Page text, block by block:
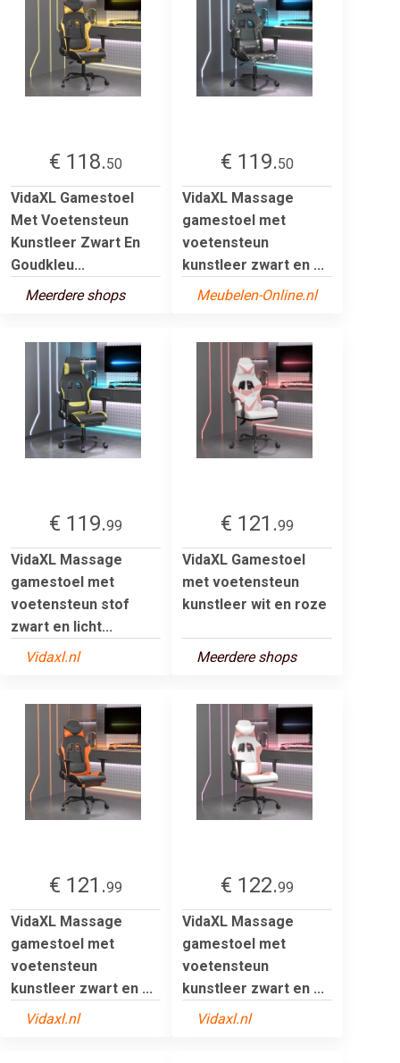
€ 118.50
VidaXL Gamestoel
Met Voetensteun
Kunstleer Zwart En
Goudkleu...
Meerdere shops
€ 119.50
VidaXL Massage
gamestoel met
voetensteun
kunstleer zwart en ...
Meubelen-Online.nl
€ 119.99
VidaXL Massage
gamestoel met
voetensteun stof
zwart en licht...
Vidaxl.nl
€ 121.99
VidaXL Gamestoel
met voetensteun
kunstleer wit en roze
Meerdere shops
€ 121.99
VidaXL Massage
gamestoel met
voetensteun
kunstleer zwart en ...
Vidaxl.nl
€ 122.99
VidaXL Massage
gamestoel met
voetensteun
kunstleer zwart en ...
Vidaxl.nl